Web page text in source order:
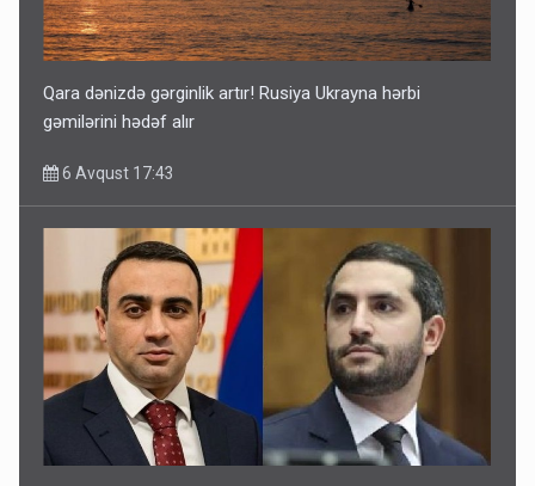
Qara dənizdə gərginlik artır! Rusiya Ukrayna hərbi
gəmilərini hədəf alır
6 Avqust 17:43